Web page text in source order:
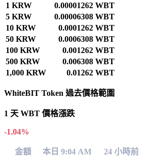
1 KRW
0.00001262 WBT
5 KRW
0.00006308 WBT
10 KRW
0.0001262 WBT
50 KRW
0.0006308 WBT
100 KRW
0.001262 WBT
500 KRW
0.006308 WBT
1,000 KRW
0.01262 WBT
WhiteBIT Token 過去價格範圍
1 天 WBT 價格漲跌
-1.04%
金額 本日 9:04 AM 24 小時前